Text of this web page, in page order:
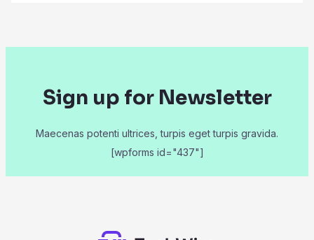
Sign up for Newsletter
Maecenas potenti ultrices, turpis eget turpis gravida.
[wpforms id="437"]